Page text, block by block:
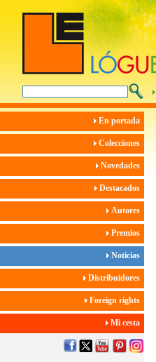
En portada
Colecciones
Novedades
Destacados
Autores
Premios
Noticias
Distribuidores
Foreign rights
Mi cesta